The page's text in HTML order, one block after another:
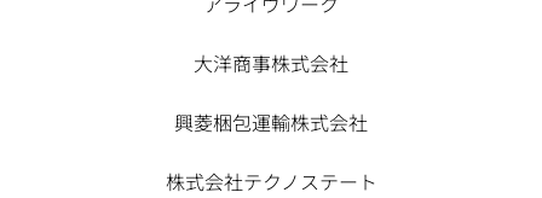
大洋商事株式会社
興菱梱包運輸株式会社
株式会社テクノステート